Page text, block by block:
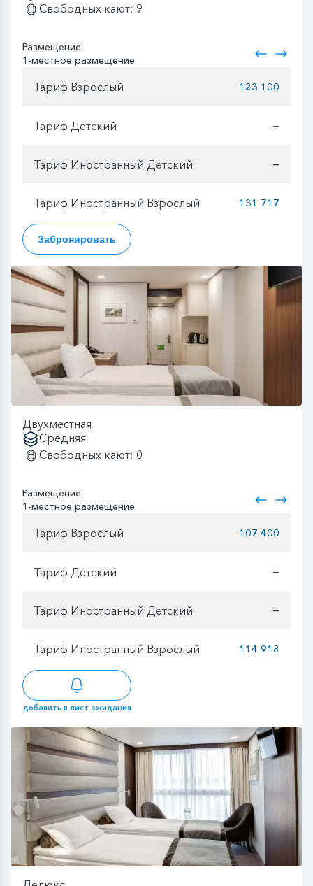
Свободных кают: 9
Размещение
1-местное размещение
Тариф Взрослый 123 100
Тариф Детский —
Тариф Иностранный Детский —
Тариф Иностранный Взрослый 131 717
Забронировать
Двухместная
Средняя
Свободных кают: 0
Размещение
1-местное размещение
Тариф Взрослый 107 400
Тариф Детский —
Тариф Иностранный Детский —
Тариф Иностранный Взрослый 114 918
добавить в лист ожидания